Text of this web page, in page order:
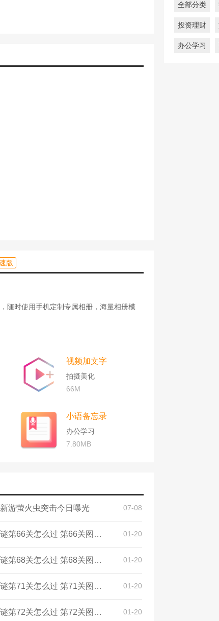
人列表里，点击“添加常用联系人”按
，确保通讯畅通，否则漏乘自负。也可
楚知晓何时有票可买。购票后能在自助
，你都能在这轻松搜索并购买所需汽车
简单操作，就能快速买到合适车次的车
票，你的出行购票变得如此简单高效，
版
随时使用手机定制专属相册，海量相册模
视频加文字
拍摄美化
66M
小语备忘录
办公学习
7.80MB
游萤火虫突击今日曝光 07-08
召唤与合成解谜第66关怎么过 第66关图文通关攻略 01-20
召唤与合成解谜第68关怎么过 第68关图文通关攻略 01-20
召唤与合成解谜第71关怎么过 第71关图文通关攻略 01-20
召唤与合成解谜第72关怎么过 第72关图文通关攻略 01-20
全部分类
投资理财
办公学习